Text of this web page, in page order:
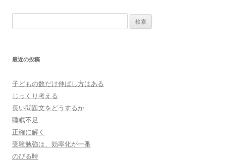
索:
最近の投稿
子どもの数だけ伸ばし方はある
じっくり考える
長い問題文をどうするか
睡眠不足
正確に解く
受験勉強は、効率化が一番
のびる時